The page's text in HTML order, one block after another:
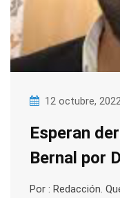
12 octubre,
Esperan
Bernal por
Por : Redacción.